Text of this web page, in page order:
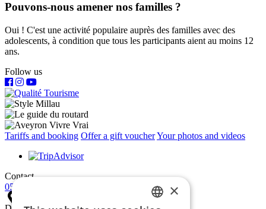
Pouvons-nous amener nos familles ?
Oui ! C'est une activité populaire auprès des familles avec des
adolescents, à condition que tous les participants aient au moins 12
ans.
Follow us
Tariffs and booking Offer a gift voucherYour photos and videos
Contact
05 65 60 72 03
×